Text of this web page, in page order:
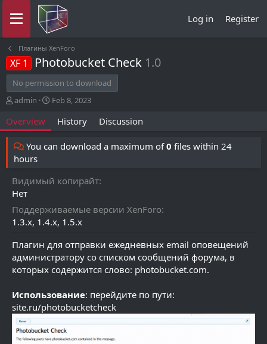
Log in Register
Плагины XenForo
XF 1 Photobucket Check 1.0
No permission to download
A
t
h
o
r
admin
C
t
d
t
Feb 8, 2023
Overview History Discussion
You can download a maximum of0 files within 24
hours
Видимый копирайт
Нет
Поддерживаемые версии XenForo
1.3.x 1.4.x 1.5.x
Плагин для отправки ежедневных email оповещений
администратору со списком сообщений форума, в
которых содержится слово: photobucket.com.
Использование: перейдите по пути:
site.ru/photobucketcheck